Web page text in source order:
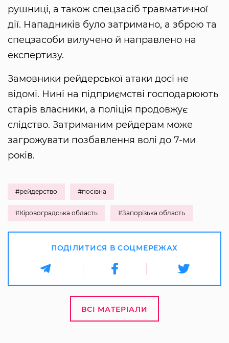
рушниці, а також спецзасіб травматичної
дії. Нападників було затримано, а зброю та
спецзасоби вилучено й направлено на
експертизу.
Замовники рейдерської атаки досі не
відомі. Нині на підприємстві господарюють
старів власники, а поліція продовжує
слідство. Затриманим рейдерам може
загрожувати позбавлення волі до 7-ми
років.
#рейдерство #посівна
#Кіровоградська область #Запорізька область
ПОДІЛИТИСЯ В СОЦМЕРЕЖАХ
ВСІ МАТЕРІАЛИ